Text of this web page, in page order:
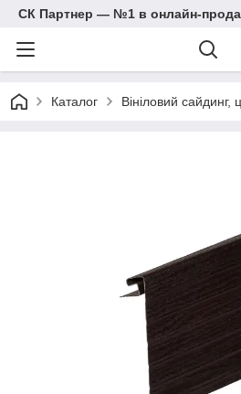
СК Партнер — №1 в онлайн-
Каталог Вініловий сайдинг,